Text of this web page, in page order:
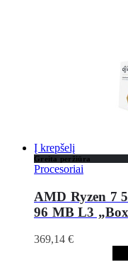
Į krepšelį
Greita peržiūra
Procesoriai
AMD Ryzen 7
96 MB L3
369,14 €